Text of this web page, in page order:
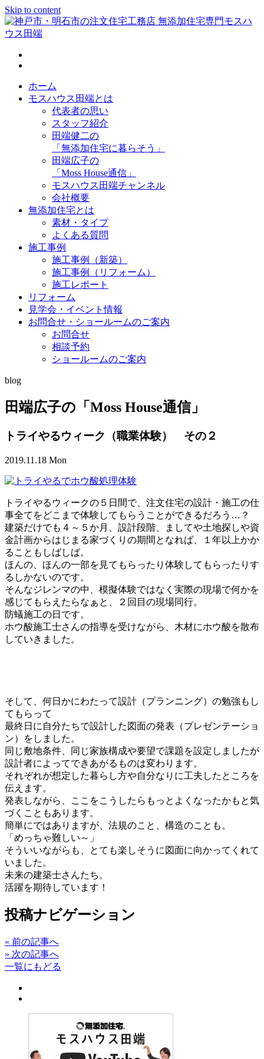
Skip to content
神戸市・明石市の注文住宅工務店 無添加住宅専門モスハウス
田端
ホーム
モスハウス田端とは
代表者の思い
スタッフ紹介
田端健二の
「無添加住宅に暮らそう」
田端広子の
「Moss House通信」
モスハウス田端チャンネル
会社概要
無添加住宅とは
素材・タイプ
よくある質問
施工事例
施工事例（新築）
施工事例（リフォーム）
施工レポート
リフォーム
見学会・イベント情報
お問合せ・ショールームのご案内
お問合せ
相談予約
ショールームのご案内
blog
田端広子の「Moss House通信」
トライやるウィーク（職業体験） その２
2019.11.18 Mon
トライやるウィークの５日間で、注文住宅の設計・施工の仕
事全てをどこまで体験してもらうことができるだろう…？
建築だけでも４～５か月、設計段階、ましてや土地探しや資
金計画からはじまる家づくりの期間となれば、１年以上かか
ることもしばしば。
ほんの、ほんの一部を見てもらったり体験してもらったりす
るしかないのです。
そんなジレンマの中、模擬体験ではなく実際の現場で何かを
感じてもらえたらなぁと、２回目の現場同行。
防蟻施工の日です。
ホウ酸施工士さんの指導を受けながら、木材にホウ酸を散布
していきました。
そして、何日かにわたって設計（プランニング）の勉強もし
てもらって
最終日に自分たちで設計した図面の発表（プレゼンテーショ
ン）をしました。
同じ敷地条件、同じ家族構成や要望で課題を設定しましたが
設計者によってできあがるものは変わります。
それぞれが想定した暮らし方や自分なりに工夫したところを
伝えます。
発表しながら、ここをこうしたらもっとよくなったかもと気
づくこともあります。
簡単にではありますが、法規のこと、構造のことも。
「めっちゃ難しい～」
そういいながらも、とても楽しそうに図面に向かってくれて
いました。
未来の建築士さんたち。
活躍を期待しています！
投稿ナビゲーション
« 前の記事へ
» 次の記事へ
一覧にもどる